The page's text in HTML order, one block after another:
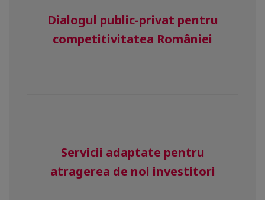
Dialogul public-privat pentru
competitivitatea României
Servicii adaptate pentru
atragerea de noi investitori